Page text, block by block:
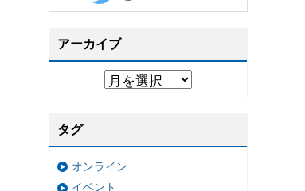
アーカイブ
タグ
オンライン
イベント